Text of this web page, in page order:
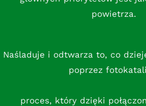
powietrza.
Naśladuje i odtwarza to, co
poprzez
proces, który dzięki